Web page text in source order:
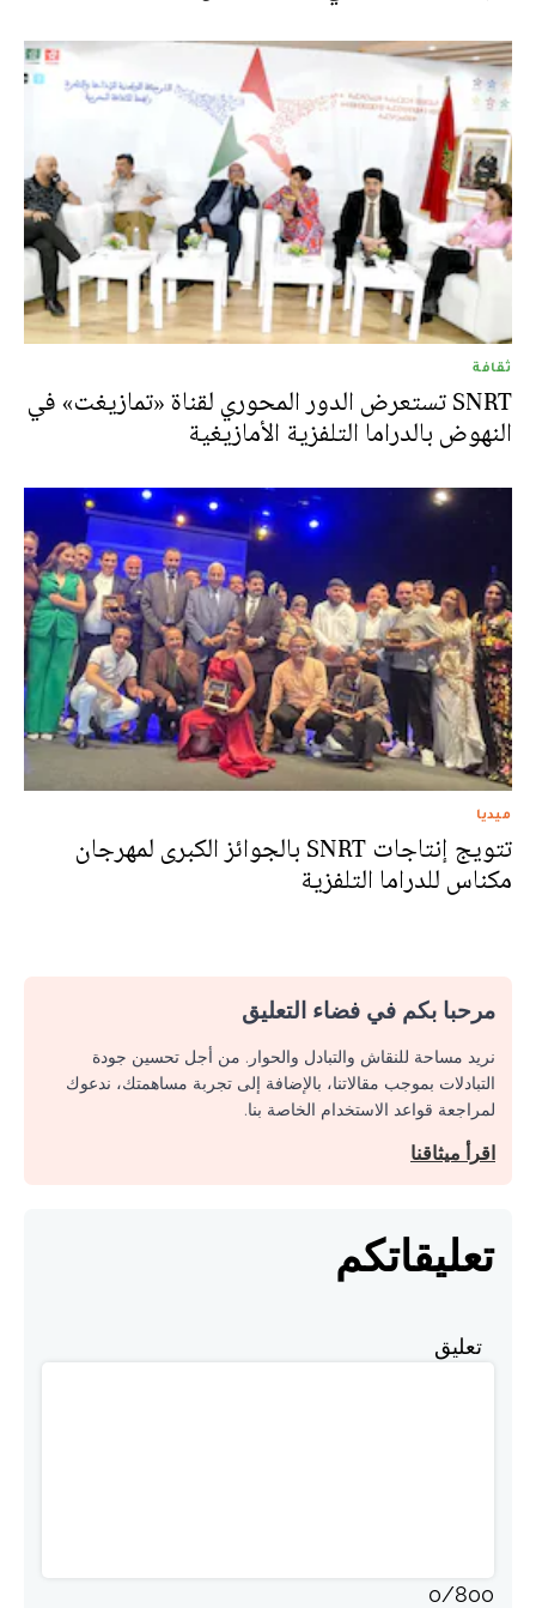
ثقافة
SNRT تستعرض الدور المحوري لقناة «تمازيغت» في
النهوض بالدراما التلفزية الأمازيغية
ميديا
تتويج إنتاجات SNRT بالجوائز الكبرى لمهرجان
مكناس للدراما التلفزية
مرحبا بكم في فضاء التعليق
نريد مساحة للنقاش والتبادل والحوار. من أجل تحسين جودة
التبادلات بموجب مقالاتنا، بالإضافة إلى تجربة مساهمتك، ندعوك
لمراجعة قواعد الاستخدام الخاصة بنا.
اقرأ ميثاقنا
تعليقاتكم
تعليق
0/800